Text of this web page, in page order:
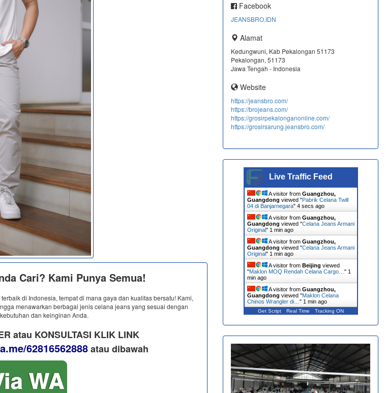
Cari? Kami Punya Semua!
di Indonesia, tempat di mana gaya dan kualitas bersatu! Kami,
menawarkan berbagai jenis celana jeans yang sesuai dengan
kebutuhan dan keinginan Anda.
atau KONSULTASI KLIK LINK
62816562888​ atau dibawah
Facebook
JEANSBRO.IDN
Alamat
Kedungwuni, Kab Pekalongan 51173
Pekalongan, 51173
Jawa Tengah - Indonesia
Website
https://jeansbro.com/
https://brojeans.com/
https://grosirpekalonganonline.com/
https://grosirsarung.jeansbro.com/
Live Traffic Feed
A visitor from Guangzhou,
Guangdong viewed "Pabrik Celana Twill
04 di Banjarnegara" 5 secs ago
A visitor from Guangzhou,
Guangdong viewed "Celana Jeans Armani
Original" 1 min ago
A visitor from Guangzhou,
Guangdong viewed "Celana Jeans Armani
Original" 1 min ago
A visitor from Beijing viewed
"Maklon MOQ Rendah Celana Cargo… " 1
min ago
A visitor from Guangzhou,
Guangdong viewed "Maklon Celana
Chinos Wrangler di… " 1 min ago
Get Script Real Time Tracking ON